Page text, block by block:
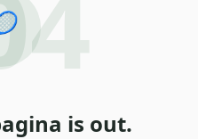
is out.